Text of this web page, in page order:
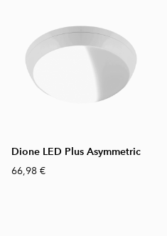
Dione LED Plus Asymmetric
66,98 €